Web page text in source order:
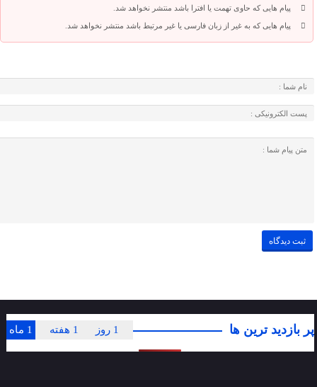
پیام هایی که حاوی تهمت یا افترا باشد منتشر نخواهد شد.
پیام هایی که به غیر از زبان فارسی یا غیر مرتبط باشد منتشر نخواهد شد.
پر بازدید ترین ها 1 ماه 1 هفته 1 روز